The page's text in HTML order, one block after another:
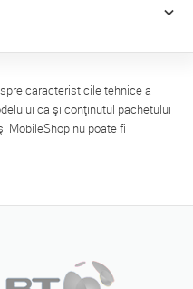
caracteristicile tehnice a
ca şi conţinutul pachetului
MobileShop nu poate fi